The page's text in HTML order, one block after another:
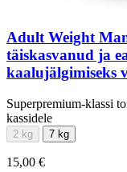
Adult Weight
täiskasvanud ja
kaalujälgimiseks
Superpremium-klassi
kassidele
2 kg 7 kg
15,00 €